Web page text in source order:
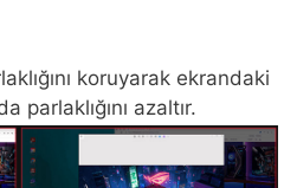
koruyarak ekrandaki
parlaklığını azaltır.